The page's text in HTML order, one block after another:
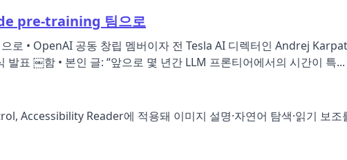
pre-training 팀으로
• OpenAI 공동 창립 멤버이자 전 Tesla AI 디렉터인 Andrej
표 ￼함 • 본인 글: “앞으로 몇 년간 LLM 프론티어에서의 시간이 특...
Accessibility Reader에 적용돼 이미지 설명·자연어 탐색·읽기 보조